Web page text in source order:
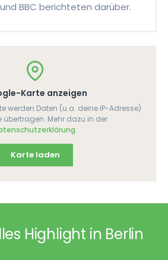
Hühnerfüße in einer
Schweinefleisch
und süßer
BBC berichteten darüber.
Karte anzeigen
werden Daten (u.a. deine IP-Adresse)
übertragen. Mehr dazu in der
.
Karte laden
Highlight in Berlin